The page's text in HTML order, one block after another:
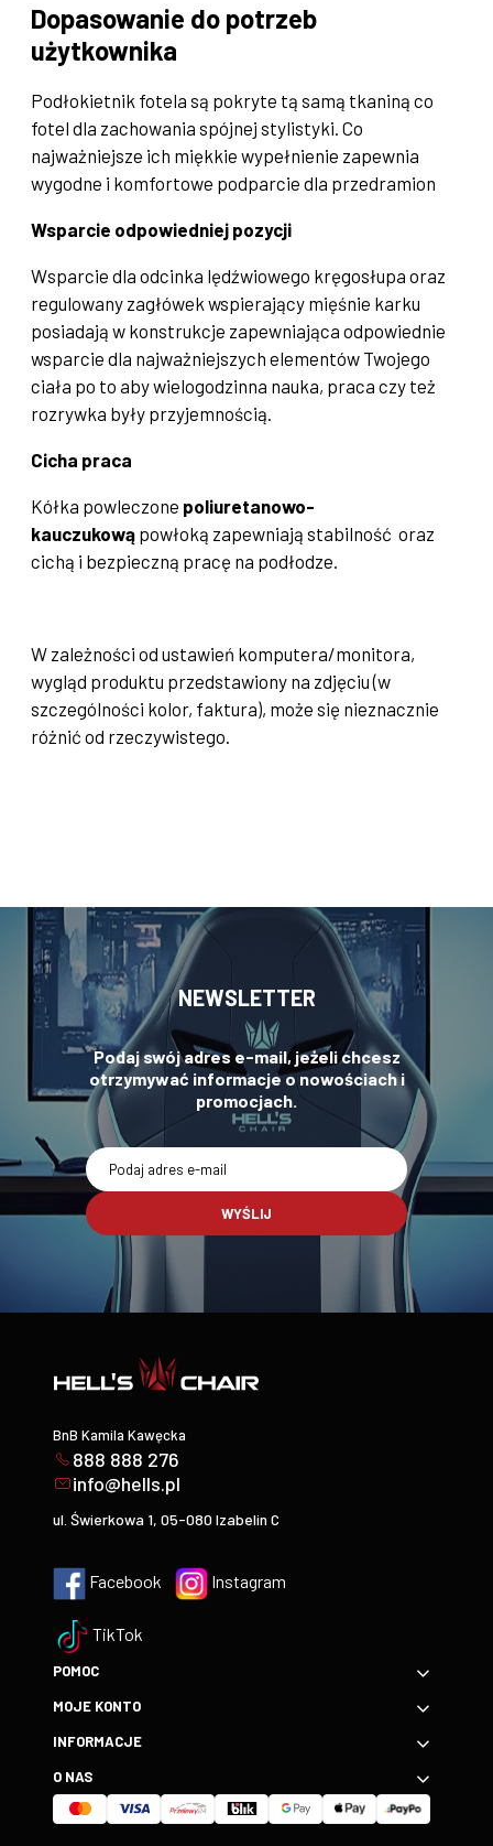
Dopasowanie do potrzeb
użytkownika
Podłokietnik fotela są pokryte tą samą tkaniną co
fotel dla zachowania spójnej stylistyki. Co
najważniejsze ich miękkie wypełnienie zapewnia
wygodne i komfortowe podparcie dla przedramion
Wsparcie odpowiedniej pozycji
Wsparcie dla odcinka lędźwiowego kręgosłupa oraz
regulowany zagłówek wspierający mięśnie karku
posiadają w konstrukcje zapewniająca odpowiednie
wsparcie dla najważniejszych elementów Twojego
ciała po to aby wielogodzinna nauka, praca czy też
rozrywka były przyjemnością.
Cicha praca
Kółka powleczone poliuretanowo-
kauczukową powłoką zapewniają stabilność oraz
cichą i bezpieczną pracę na podłodze.
W zależności od ustawień komputera/monitora,
wygląd produktu przedstawiony na zdjęciu (w
szczególności kolor, faktura), może się nieznacznie
różnić od rzeczywistego.
NEWSLETTER
Podaj swój adres e-mail, jeżeli chcesz
otrzymywać informacje o nowościach i
promocjach.
WYŚLIJ
BnB Kamila Kawęcka
888 888 276
info@hells.pl
ul. Świerkowa 1, 05-080 Izabelin C
Facebook Instagram
TikTok
POMOC
MOJE KONTO
INFORMACJE
O NAS